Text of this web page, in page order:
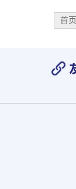
首页